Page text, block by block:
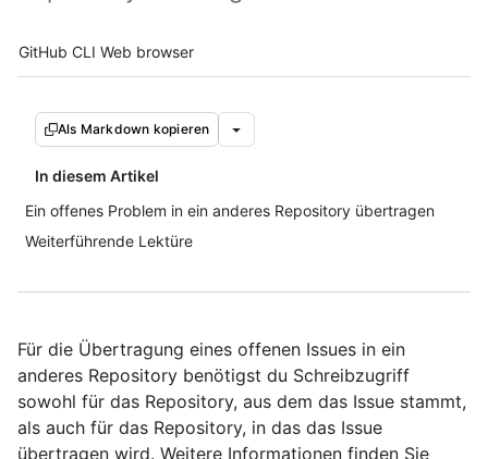
Tool navigation
GitHub CLI Web browser
Als Markdown kopieren
In diesem Artikel
Ein offenes Problem in ein anderes Repository übertragen
Weiterführende Lektüre
Für die Übertragung eines offenen Issues in ein
anderes Repository benötigst du Schreibzugriff
sowohl für das Repository, aus dem das Issue stammt,
als auch für das Repository, in das das Issue
übertragen wird. Weitere Informationen finden Sie